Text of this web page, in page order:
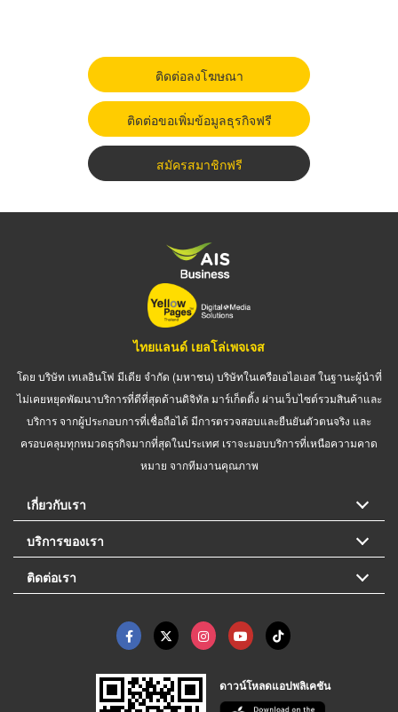
ติดต่อลงโฆษณา
ติดต่อขอเพิ่มข้อมูลธุรกิจฟรี
สมัครสมาชิกฟรี
ไทยแลนด์ เยลโล่เพจเจส
โดย บริษัท เทเลอินโฟ มีเดีย จำกัด (มหาชน) บริษัทในเครือเอไอเอส ในฐานะผู้นำที่
ไม่เคยหยุดพัฒนาบริการที่ดีที่สุดด้านดิจิทัล มาร์เก็ตติ้ง ผ่านเว็บไซต์รวมสินค้าและ
บริการ จากผู้ประกอบการที่เชื่อถือได้ มีการตรวจสอบและยืนยันตัวตนจริง และ
ครอบคลุมทุกหมวดธุรกิจมากที่สุดในประเทศ เราจะมอบบริการที่เหนือความคาด
หมาย จากทีมงานคุณภาพ
เกี่ยวกับเรา
บริการของเรา
ติดต่อเรา
ดาวน์โหลดแอปพลิเคชัน